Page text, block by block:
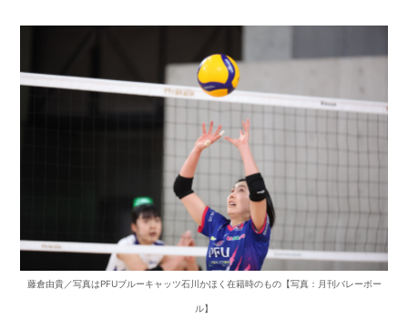
藤倉由貴／写真はPFUブルーキャッツ石川かほく在籍時のもの【写真：月刊バレーボー
ル】